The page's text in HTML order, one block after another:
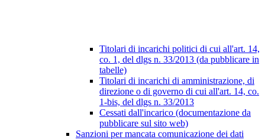
Titolari di incarichi politici di cui all'art. 14,
co. 1, del dlgs n. 33/2013 (da pubblicare in
tabelle)
Titolari di incarichi di amministrazione, di
direzione o di governo di cui all'art. 14, co.
1-bis, del dlgs n. 33/2013
Cessati dall'incarico (documentazione da
pubblicare sul sito web)
Sanzioni per mancata comunicazione dei dati